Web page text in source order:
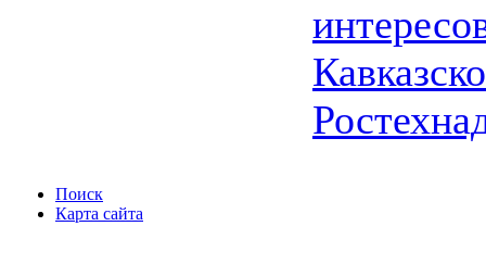
Поиск
Карта сайта